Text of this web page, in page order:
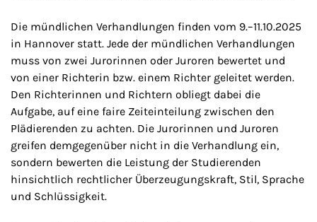
Die mündlichen Verhandlungen finden vom 9.–11.10.2025
in Hannover statt. Jede der mündlichen Verhandlungen
muss von zwei Jurorinnen oder Juroren bewertet und
von einer Richterin bzw. einem Richter geleitet werden.
Den Richterinnen und Richtern obliegt dabei die
Aufgabe, auf eine faire Zeiteinteilung zwischen den
Plädierenden zu achten. Die Jurorinnen und Juroren
greifen demgegenüber nicht in die Verhandlung ein,
sondern bewerten die Leistung der Studierenden
hinsichtlich rechtlicher Überzeugungskraft, Stil, Sprache
und Schlüssigkeit.